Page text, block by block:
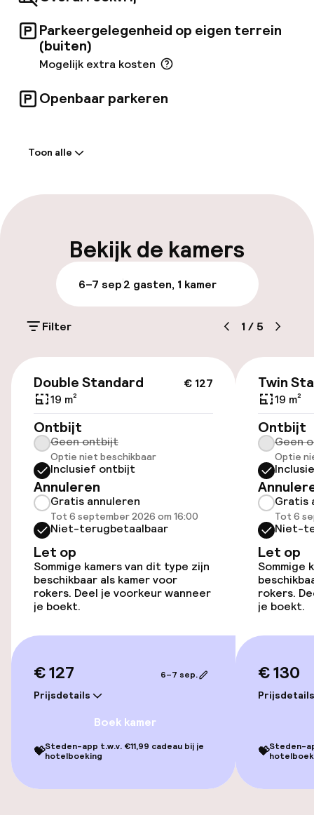
Parkeergelegenheid op eigen terrein
(buiten)
Mogelijk extra kosten
Openbaar parkeren
Laat uitchecken mogelijk
Bagageruimte
Parkeren & mobiliteit
(buiten)
Mogelijk extra kosten
Openbaar parkeren
Luchthavenshuttle
Transferservice
Fietsenstalling
Toegankelijkheid
Lift
Voor toegankelijkheid
Kamers
Voor toegankelijkheid
Toon alle
Bekijk de kamers
6–7 sep2 gasten, 1 kamer
Filter 1 / 5
€ 127
Double Standard
19 m²
Ontbijt
Geen ontbijt
Optie niet beschikbaar
Inclusief ontbijt
Annuleren
Gratis annuleren
Tot 6 september 2026 om 16:00
Niet-terugbetaalbaar
Let op
Sommige kamers van dit type zijn
beschikbaar als kamer voor
rokers. Deel je voorkeur wanneer
je boekt.
€ 127
Prijsdetails
6–7 sep.
Boek kamer
💝Steden-app t.w.v. €11,99 cadeau bij je
hotelboeking
Twin
19 m²
Ontbijt
Geen
Optie
Gratis
Tot 6
Niet-
Let op
Sommige
rokers.
je boekt.
€ 130
Prijsdetails
💝Steden-